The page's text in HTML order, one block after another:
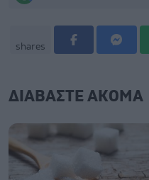
shares
ΔΙΑΒΑΣΤΕ ΑΚΟΜΑ